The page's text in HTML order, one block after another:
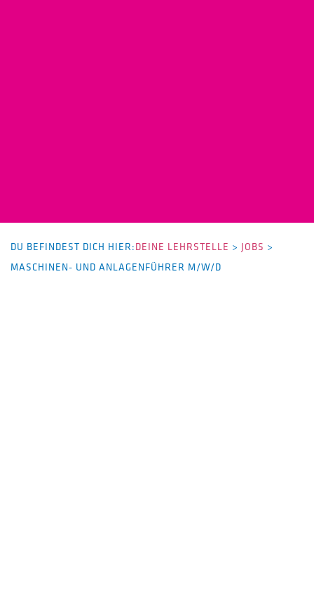
DU BEFINDEST DICH HIER:DEINE LEHRSTELLE > JOBS >
MASCHINEN- UND ANLAGENFÜHRER M/W/D